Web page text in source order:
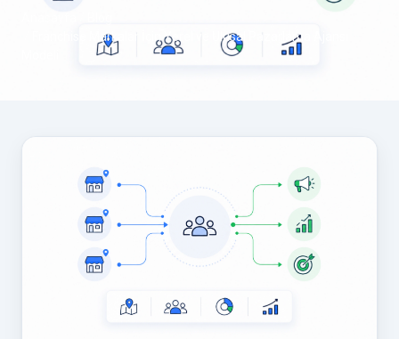
Franchise Markalar İçin Yerel ve Ulusal Pazarlama Ajansı